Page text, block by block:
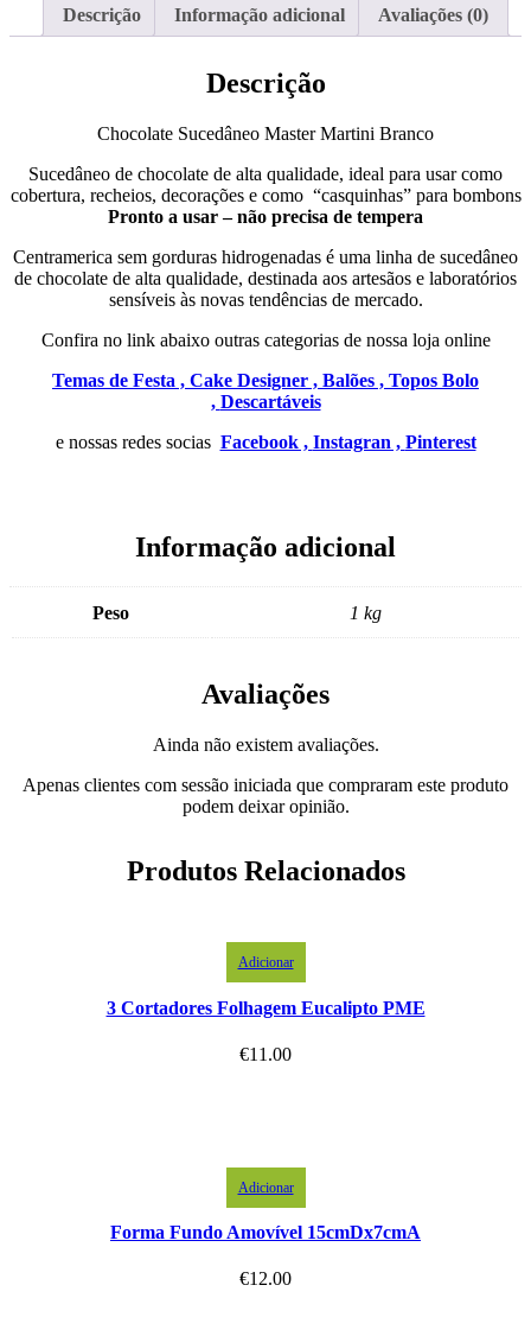
Descrição Informação adicional Avaliações (0)
Descrição
Chocolate Sucedâneo Master Martini Branco
Sucedâneo de chocolate de alta qualidade, ideal para usar como
cobertura, recheios, decorações e como “casquinhas” para bombons
Pronto a usar – não precisa de tempera
Centramerica sem gorduras hidrogenadas é uma linha de sucedâneo
de chocolate de alta qualidade, destinada aos artesãos e laboratórios
sensíveis às novas tendências de mercado.
Confira no link abaixo outras categorias de nossa loja online
Temas de Festa , Cake Designer , Balões , Topos Bolo
, Descartáveis
e nossas redes socias Facebook , Instagran , Pinterest
Informação adicional
Peso 1 kg
Avaliações
Ainda não existem avaliações.
Apenas clientes com sessão iniciada que compraram este produto
podem deixar opinião.
Produtos Relacionados
Adicionar
3 Cortadores Folhagem Eucalipto PME
€11.00
Adicionar
Forma Fundo Amovível 15cmDx7cmA
€12.00